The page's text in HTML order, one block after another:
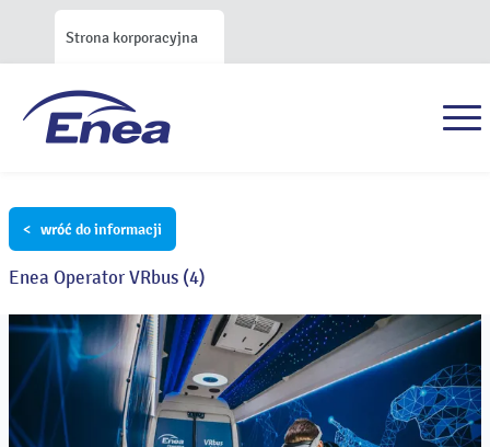
Strona korporacyjna
< wróć do informacji
Enea Operator VRbus (4)